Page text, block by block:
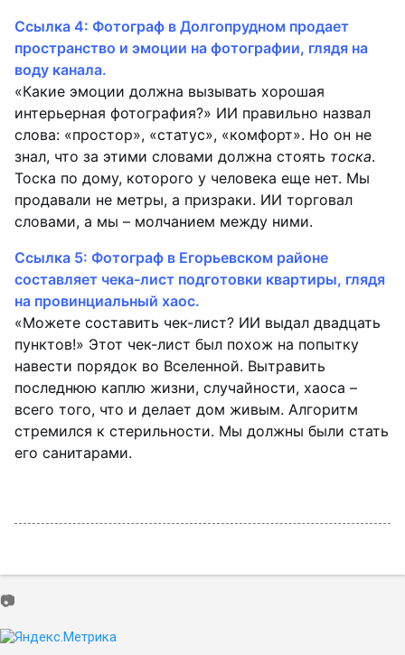
Ссылка 4: Фотограф в Долгопрудном продает
пространство и эмоции на фотографии, глядя на
воду канала.
«Какие эмоции должна вызывать хорошая
интерьерная фотография?» ИИ правильно назвал
слова: «простор», «статус», «комфорт». Но он не
знал, что за этими словами должна стоять тоска.
Тоска по дому, которого у человека еще нет. Мы
продавали не метры, а призраки. ИИ торговал
словами, а мы – молчанием между ними.
Ссылка 5: Фотограф в Егорьевском районе
составляет чека-лист подготовки квартиры, глядя
на провинциальный хаос.
«Можете составить чек-лист? ИИ выдал двадцать
пунктов!» Этот чек-лист был похож на попытку
навести порядок во Вселенной. Вытравить
последнюю каплю жизни, случайности, хаоса –
всего того, что и делает дом живым. Алгоритм
стремился к стерильности. Мы должны были стать
его санитарами.
📷